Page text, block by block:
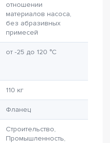
отношении
материалов насоса,
без абразивных
примесей
от -25 до 120 °C
110 кг
Фланец
Строительство,
Промышленность,